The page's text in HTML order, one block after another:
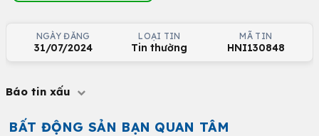
NGÀY ĐĂNG
31/07/2024
LOẠI TIN
Tin thường
MÃ TIN
HNI130848
Báo tin xấu
BẤT ĐỘNG SẢN BẠN QUAN TÂM